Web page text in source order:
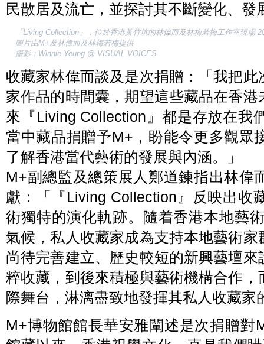
民散居及流亡，並探討其不斷變化、發
「Living Collection」，位於香港黃竹坑的林偉而及林梅若梅工作室現場
圖片由M+及林偉而及林梅若梅提供
攝影：Winnie Yeung @ VISUAL VOICES
收藏家林偉而談及是次捐贈：「我把
家作品的時間囊，期望這些藏品在香
來『Living Collection』都是存放在我
當中藏品捐贈予M+，盼能令更多觀眾
了解香港當代藝術的發展與內涵。」
M+副總監及總策展人鄭道鍊指出林偉
獻：「『Living Collection』反映出收
術獨特的演化軌跡。隨着香港本地藝
氣候，私人收藏家成為支持本地藝術
尚待完善建立、歷史較短的新興藝壇
粹收藏，到後來積極與藝術機構合作
際舞台，淋漓盡致地發揮其私人收藏家
M+博物館館長華安雅闡述是次捐贈對